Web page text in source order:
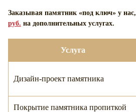
Заказывая памятник «под ключ» у нас,
руб. на дополнительных услугах.
Услуга
Дизайн-проект памятника
Покрытие памятника пропиткой